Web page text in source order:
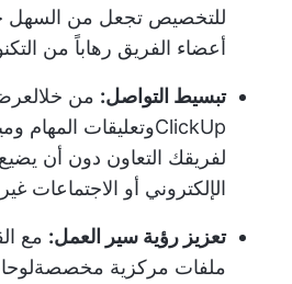
للتخصيص تجعل من السهل
أعضاء الفريق رهاباً من
تبسيط التواصل: من خلال
ClickUpوتعليقات المهام
لفريقك التعاون دون أن
الإلكتروني أو الاجتماعات
تعزيز رؤية سير العمل: مع
ملفات مركزية مخصصة